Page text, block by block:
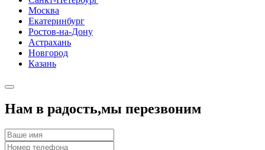
Москва
Екатеринбург
Ростов-на-Дону
Астрахань
Новгород
Казань
Нам в радость,мы перезвоним